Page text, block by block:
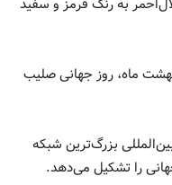
به رنگ قرمز و سفيد
میلادی مصادف با ۱۸ اردیبهشت ماه، روز جهانی صلیب
بزرگ‌ترین شبکه
را تشکیل می‌دهد.